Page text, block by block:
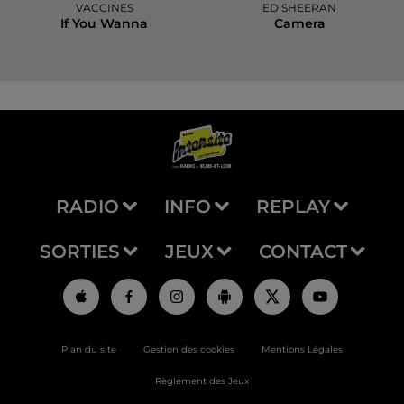
VACCINES
If You Wanna
ED SHEERAN
Camera
RADIO INFO REPLAY
SORTIES JEUX CONTACT
Plan du site Gestion des cookies Mentions Légales
Règlement des Jeux